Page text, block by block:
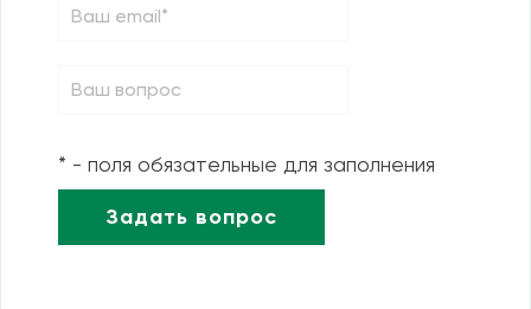
* - поля обязательные для заполнения